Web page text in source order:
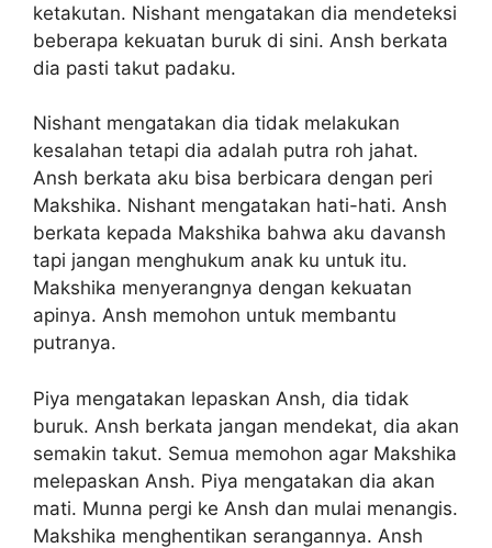
ketakutan. Nishant mengatakan dia mendeteksi
beberapa kekuatan buruk di sini. Ansh berkata
dia pasti takut padaku.
Nishant mengatakan dia tidak melakukan
kesalahan tetapi dia adalah putra roh jahat.
Ansh berkata aku bisa berbicara dengan peri
Makshika. Nishant mengatakan hati-hati. Ansh
berkata kepada Makshika bahwa aku davansh
tapi jangan menghukum anak ku untuk itu.
Makshika menyerangnya dengan kekuatan
apinya. Ansh memohon untuk membantu
putranya.
Piya mengatakan lepaskan Ansh, dia tidak
buruk. Ansh berkata jangan mendekat, dia akan
semakin takut. Semua memohon agar Makshika
melepaskan Ansh. Piya mengatakan dia akan
mati. Munna pergi ke Ansh dan mulai menangis.
Makshika menghentikan serangannya. Ansh